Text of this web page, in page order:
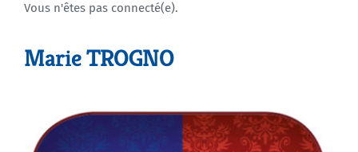
Agenda
Vous n'êtes pas connecté(e).
Marie TROGNO